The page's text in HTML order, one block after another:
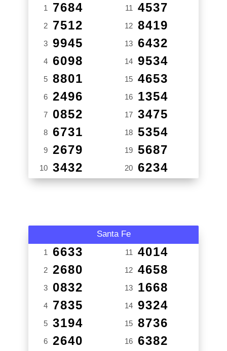
1 7684
2 7512
3 9945
4 6098
5 8801
6 2496
7 0852
8 6731
9 2679
10 3432
11 4537
12 8419
13 6432
14 9534
15 4653
16 1354
17 3475
18 5354
19 5687
20 6234
Santa Fe
1 6633
2 2680
3 0832
4 7835
5 3194
6 2640
11 4014
12 4658
13 1668
14 9324
15 8736
16 6382